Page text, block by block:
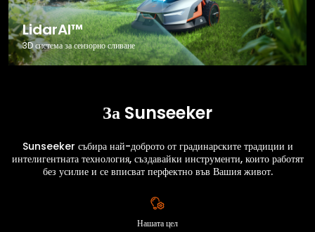
LidarAI™
3D система за сензорно сливане
За Sunseeker
Sunseeker събира най-доброто от градинарските традиции и
интелигентната технология, създавайки инструменти, които работят
без усилие и се вписват перфектно във Вашия живот.
Нашата цел